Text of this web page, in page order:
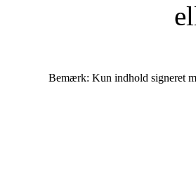
Bemærk: Kun indhold signeret